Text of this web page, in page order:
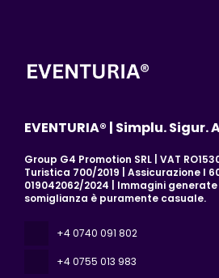
EVENTURIA® | Simplu.
Group G4 Promotion SRL | VAT
Turistica 700/2019 | Assicurazione I
019042062/2024 | Immagini generate
somiglianza è puramente casuale.
+4 0740 091 802
+4 0755 013 983